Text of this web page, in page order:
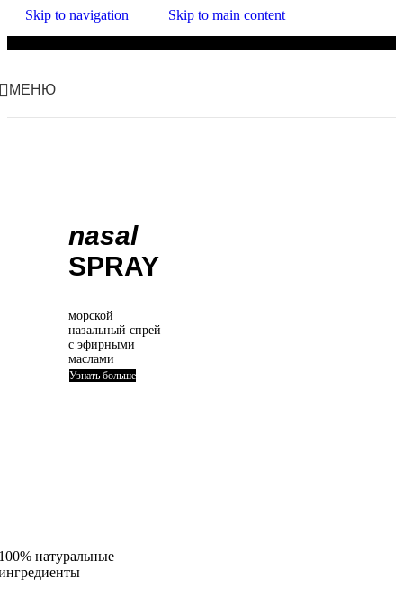
Skip to navigation Skip to main content
МЕНЮ
nasal
SPRAY
морской
назальный спрей
с эфирными
маслами
Узнать больше
натуральные